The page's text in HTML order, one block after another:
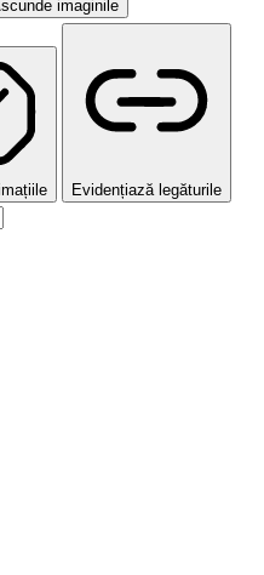
imaginile
Evidențiază legăturile